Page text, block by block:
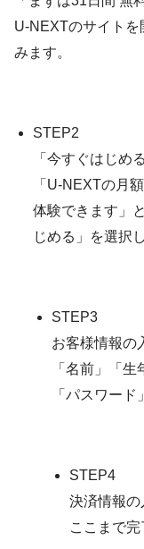
U-NEXTのサイト
みます。
STEP2
「今すぐはじめ
「U-NEXTの月
体験できます」
じめる」を選択
STEP3
お客様情報の
「名前」「
「パスワー
STEP4
決済情報の
ここまで